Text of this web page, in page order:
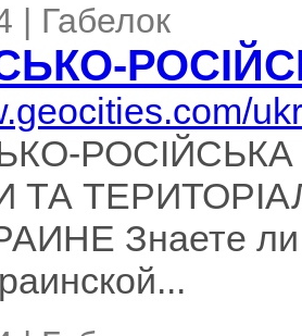
| Габелок
Знаете ли